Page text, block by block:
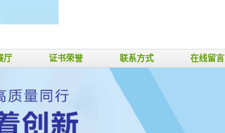
厅 证书荣誉 联系方式 在线留言